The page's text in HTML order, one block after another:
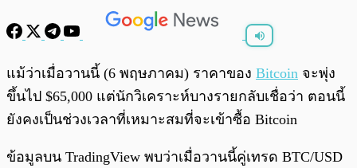
พร้อมเล่น
แม้ว่าเมื่อวานนี้ (6 พฤษภาคม) ราคาของ Bitcoin จะพุ่ง
ขึ้นไป $65,000 แต่นักวิเคราะห์บางรายกลับเชื่อว่า ตอนนี้
ยังคงเป็นช่วงเวลาที่เหมาะสมที่จะเข้าซื้อ Bitcoin
ข้อมูลบน TradingView พบว่าเมื่อวานนี้คู่เทรด BTC/USD